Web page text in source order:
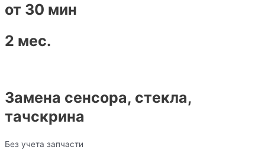
от 30 мин
2 мес.
Замена сенсора, стекла,
тачскрина
Без учета запчасти